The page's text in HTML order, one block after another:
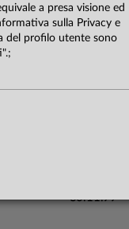
a presa visione ed
sulla Privacy e
del profilo utente sono
30.11.99